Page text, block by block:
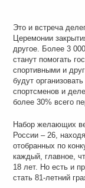
Это и встреча
Церемонии
другое. Более 3
станут помогать
спортивными и
будут
спортсменов и
более 30% всего
Набор желающих
России – 26,
отобранных по
каждый, главное,
18 лет. Но есть и
стать 81-летний